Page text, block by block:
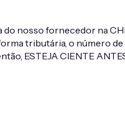
nosso fornecedor na
tributária, o número
ESTEJA CIENTE